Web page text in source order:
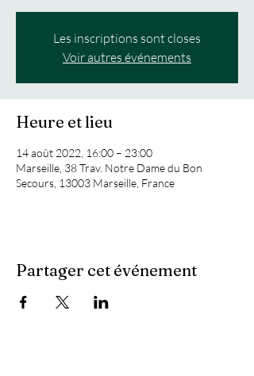
Les inscriptions sont closes
Voir autres événements
Heure et lieu
14 août 2022, 16:00 – 23:00
Marseille, 38 Trav. Notre Dame du Bon
Secours, 13003 Marseille, France
Partager cet événement